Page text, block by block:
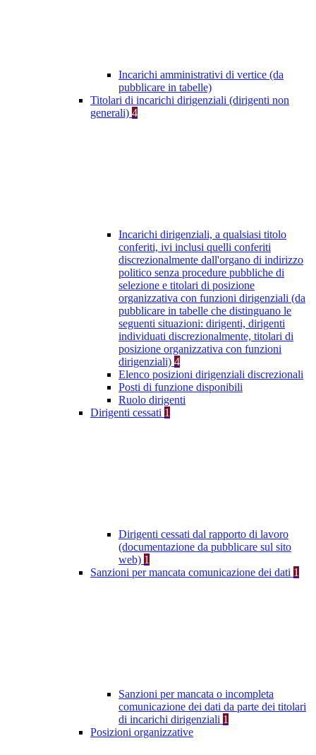
Incarichi amministrativi di vertice (da
pubblicare in tabelle)
Titolari di incarichi dirigenziali (dirigenti non
generali) 4
Incarichi dirigenziali, a qualsiasi titolo
conferiti, ivi inclusi quelli conferiti
discrezionalmente dall'organo di indirizzo
politico senza procedure pubbliche di
selezione e titolari di posizione
organizzativa con funzioni dirigenziali (da
pubblicare in tabelle che distinguano le
seguenti situazioni: dirigenti, dirigenti
individuati discrezionalmente, titolari di
posizione organizzativa con funzioni
dirigenziali) 4
Elenco posizioni dirigenziali discrezionali
Posti di funzione disponibili
Ruolo dirigenti
Dirigenti cessati 1
Dirigenti cessati dal rapporto di lavoro
(documentazione da pubblicare sul sito
web) 1
Sanzioni per mancata comunicazione dei dati 1
Sanzioni per mancata o incompleta
comunicazione dei dati da parte dei titolari
di incarichi dirigenziali 1
Posizioni organizzative